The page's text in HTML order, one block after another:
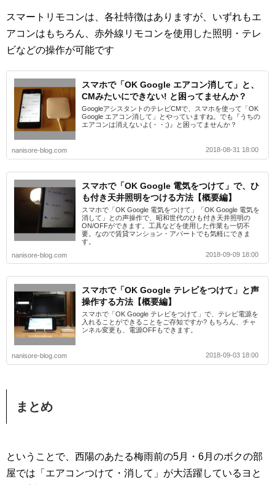
スマートリモコンは、各社特徴はありますが、いずれもエ
アコンはもちろん、赤外線リモコンを使用した照明・テレ
ビなどの操作が可能です
スマホで「OK Google エアコン消して」と、
CMみたいにできない! と困ってませんか？
GoogleアシスタントのテレビCMで、スマホを使って「OK
Google エアコン消して」とやっていますね。でも『うちの
エアコンは消えないよ(・・;)』と困ってませんか？
nanisore-blog.com 2018-08-31 18:00
スマホで「OK Google 電気をつけて」で、ひ
も付き天井照明をつける方法【概要編】
スマホで「OK Google 電気をつけて」「OK Google 電気を
消して」との声操作で、昭和世代のひも付き天井照明の
ON/OFFができます。工具などを使用した作業も一切不
要。なので賃貸マンション・アパートでも気軽にできま
す。
nanisore-blog.com
2018-09-09 18:00
スマホで「OK Google テレビをつけて」と声
操作する方法【概要編】
スマホで「OK Google テレビをつけて」で、テレビ電源を
入れることができることをご存知ですか? もちろん、チャ
ンネル変更も、電源OFFもできます。
nanisore-blog.com 2018-09-03 18:00
まとめ
ということで、西陽のあたる梅雨前の5月・6月のボクの部
屋では「エアコンつけて・消して」が大活躍しているヨと